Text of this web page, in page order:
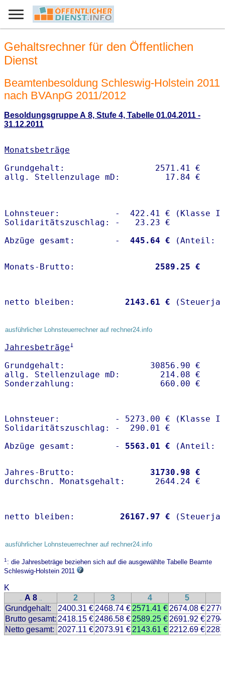
Gehaltsrechner für den Öffentlichen
Dienst
Beamtenbesoldung Schleswig-Holstein 2011
nach BVAnpG 2011/2012
Besoldungsgruppe A 8, Stufe 4, Tabelle 01.04.2011 -
31.12.2011
Monatsbeträge
Grundgehalt:                  2571.41 €
Lohnsteuer:           -  422.41 € (Klasse I)
Solidaritätszuschlag: -   23.23 €
Abzüge gesamt:        -
  445.64 €
Monats-Brutto: 2589.25 €
netto bleiben: 2143.61 €
ausführlicher Lohnsteuerrechner auf rechner24.info
Jahresbeträge1
Grundgehalt:                 30856.90 €
allg. Stellenzulage mD:        214.08 €
Lohnsteuer:           - 5273.00 € (Klasse I)
Solidaritätszuschlag: -  290.01 €
Abzüge gesamt:        -
5563.01 €
Jahres-Brutto: 31730.98 €
netto bleiben: 26167.97 €
ausführlicher Lohnsteuerrechner auf rechner24.info
1: die Jahresbeträge beziehen sich auf die ausgewählte Tabelle Beamte
Schleswig-Holstein 2011
K
.. A 8 .. 2 3 4 5
Grundgehalt:
2400.31 € 2468.74 € 2571.41 € 2674.08 €
Brutto gesamt: 2418.15 € 2486.58 € 2589.25 € 2691.92 €
Netto gesamt: 2027.11 € 2073.91 € 2143.61 € 2212.69 €